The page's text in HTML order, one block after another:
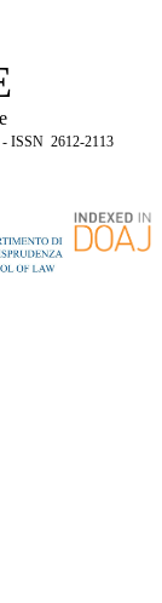
- ISSN 2612-2113